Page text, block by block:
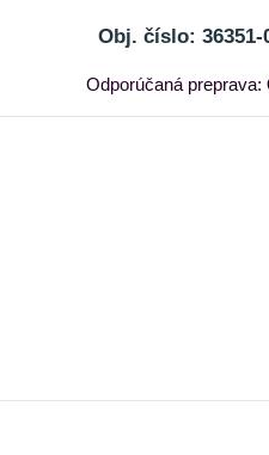
Obj. číslo: 36351-